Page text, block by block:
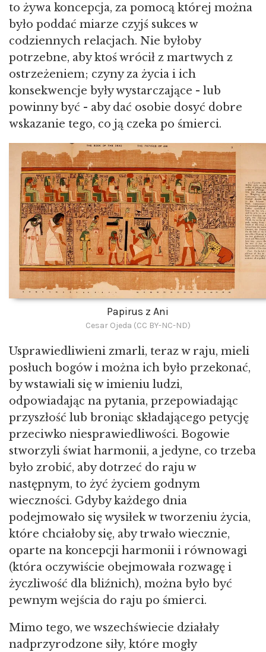
to żywa koncepcja, za pomocą której można
było poddać miarze czyjś sukces w
codziennych relacjach. Nie byłoby
potrzebne, aby ktoś wrócił z martwych z
ostrzeżeniem; czyny za życia i ich
konsekwencje były wystarczające - lub
powinny być - aby dać osobie dosyć dobre
wskazanie tego, co ją czeka po śmierci.
Papirus z Ani
Cesar Ojeda (CC BY-NC-ND)
Usprawiedliwieni zmarli, teraz w raju, mieli
posłuch bogów i można ich było przekonać,
by wstawiali się w imieniu ludzi,
odpowiadając na pytania, przepowiadając
przyszłość lub broniąc składającego petycję
przeciwko niesprawiedliwości. Bogowie
stworzyli świat harmonii, a jedyne, co trzeba
było zrobić, aby dotrzeć do raju w
następnym, to żyć życiem godnym
wieczności. Gdyby każdego dnia
podejmowało się wysiłek w tworzeniu życia,
które chciałoby się, aby trwało wiecznie,
oparte na koncepcji harmonii i równowagi
(która oczywiście obejmowała rozwagę i
życzliwość dla bliźnich), można było być
pewnym wejścia do raju po śmierci.
Mimo tego, we wszechświecie działały
nadprzyrodzone siły, które mogły